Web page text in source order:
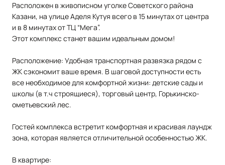
Расположен в живописном уголке Советского района
Казани, на улице Аделя Кутуя всего в 15 минутах от центра
и в 8 минутах от ТЦ “Мега”.
Этот комплекс станет вашим идеальным домом!
Расположение: Удобная транспортная развязка рядом с
ЖК сэкономит ваше время. В шаговой доступности есть
все необходимое для комфортной жизни: детские сады и
школы (в т.ч строящиеся), торговый центр, Горькинско-
ометьевский лес.
Гостей комплекса встретит комфортная и красивая лаундж
зона, которая является отличительной особенностью ЖК.
В квартире: